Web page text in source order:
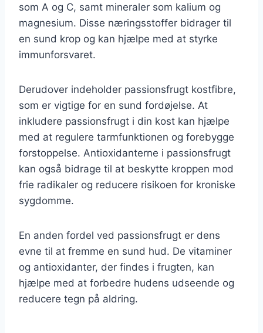
som A og C, samt mineraler som kalium og
magnesium. Disse næringsstoffer bidrager til
en sund krop og kan hjælpe med at styrke
immunforsvaret.
Derudover indeholder passionsfrugt kostfibre,
som er vigtige for en sund fordøjelse. At
inkludere passionsfrugt i din kost kan hjælpe
med at regulere tarmfunktionen og forebygge
forstoppelse. Antioxidanterne i passionsfrugt
kan også bidrage til at beskytte kroppen mod
frie radikaler og reducere risikoen for kroniske
sygdomme.
En anden fordel ved passionsfrugt er dens
evne til at fremme en sund hud. De vitaminer
og antioxidanter, der findes i frugten, kan
hjælpe med at forbedre hudens udseende og
reducere tegn på aldring.